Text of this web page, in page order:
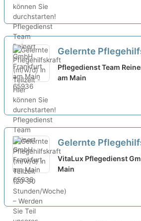
Gelernte
in Teilzeit - Hier
durchstarten!
Pflegedienst Team
am Main
Gelernte
in Teilzeit (20-30
– Werden Sie Teil
VitaLux Pflegedienst
Main